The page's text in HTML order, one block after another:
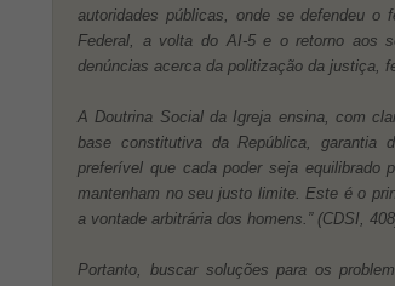
autoridades públicas, onde se defendeu o
Federal, a volta do AI-5 e o retorno aos
denúncias acerca da politização da justiça,
A Doutrina Social da Igreja ensina, com
base constitutiva da República, garantia
preferível que cada poder seja equilibrado
mantenham no seu justo limite. Este é o
a vontade arbitrária dos homens.” (CDSI,
Portanto, buscar soluções para os